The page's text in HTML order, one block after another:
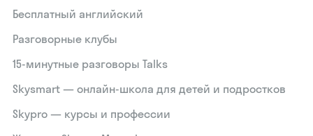
Бесплатный английский
Разговорные клубы
15‑минутные разговоры Talks
Skysmart — онлайн-школа для детей и подростков
Skypro — курсы и профессии